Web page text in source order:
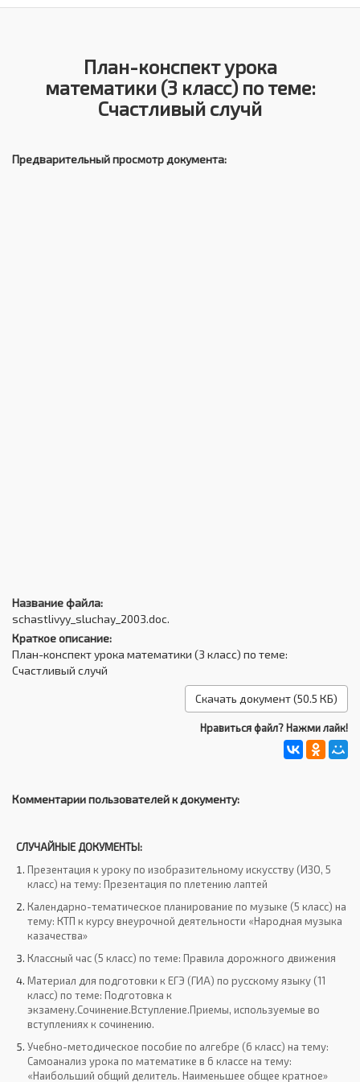
План-конспект урока
математики (3 класс) по теме:
Счастливый случй
Предварительный просмотр документа:
Название файла:
schastlivyy_sluchay_2003.doc.
Краткое описание:
План-конспект урока математики (3 класс) по теме:
Счастливый случй
Скачать документ (50.5 КБ)
Нравиться файл? Нажми лайк!
Комментарии пользователей к документу:
СЛУЧАЙНЫЕ ДОКУМЕНТЫ:
Презентация к уроку по изобразительному искусству (ИЗО, 5
класс) на тему: Презентация по плетению лаптей
Календарно-тематическое планирование по музыке (5 класс) на
тему: КТП к курсу внеурочной деятельности «Народная музыка
казачества»
Классный час (5 класс) по теме: Правила дорожного движения
Материал для подготовки к ЕГЭ (ГИА) по русскому языку (11
класс) по теме: Подготовка к
экзамену.Сочинение.Вступление.Приемы, используемые во
вступлениях к сочинению.
Учебно-методическое пособие по алгебре (6 класс) на тему:
Самоанализ урока по математике в 6 классе на тему:
«Наибольший общий делитель. Наименьшее общее кратное»